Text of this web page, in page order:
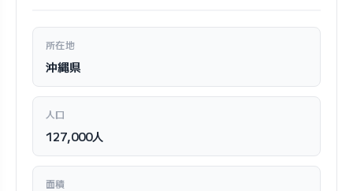
所在地
沖縄県
人口
127,000人
面積